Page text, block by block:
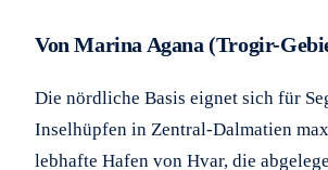
Von Marina Agana (Trogir-
Die nördliche Basis eignet sich für
Inselhüpfen in Zentral-Dalmatien
lebhafte Hafen von Hvar, die